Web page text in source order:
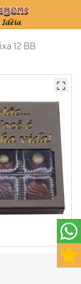
12 BB